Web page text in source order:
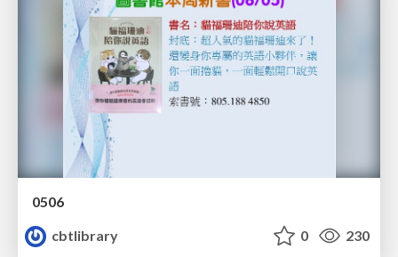
0506
cbtlibrary
0 230